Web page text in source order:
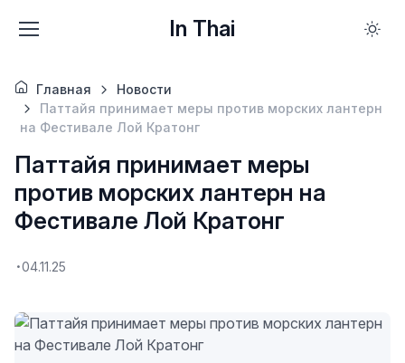
In Thai
Главная
Новости
Паттайя принимает меры против морских лантерн
на Фестивале Лой Кратонг
Паттайя принимает меры
против морских лантерн на
Фестивале Лой Кратонг
04.11.25